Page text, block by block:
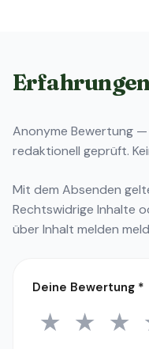
Anonyme Bewertung
redaktionell geprüft.
Mit dem Absenden
Rechtswidrige Inhalte
überInhalt melden
Deine Bewertung *
1 Stern
★ 2
★ 3
★